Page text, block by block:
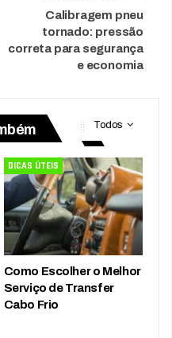
Calibragem pneu
tornado: pressão
correta para segurança
e economia
Todos
DICAS ÚTEIS
Como Escolher o Melhor
Serviço de Transfer
Cabo Frio